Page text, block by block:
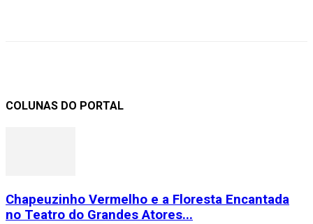
COLUNAS DO PORTAL
Chapeuzinho Vermelho e a Floresta Encantada
no Teatro do Grandes Atores...